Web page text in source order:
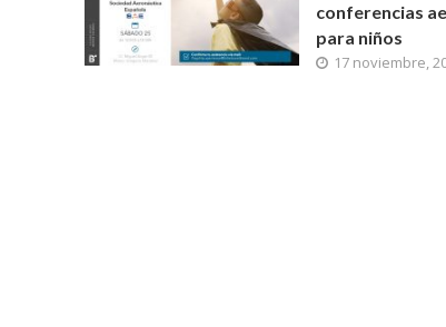
conferencias
para niños
17 noviembre,